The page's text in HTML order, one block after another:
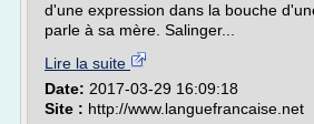
d'une expression dans la bouche
parle à sa mère. Salinger...
Lire la suite
Date: 2017-03-29 16:09:18
Site : http://www.languefrancaise.net